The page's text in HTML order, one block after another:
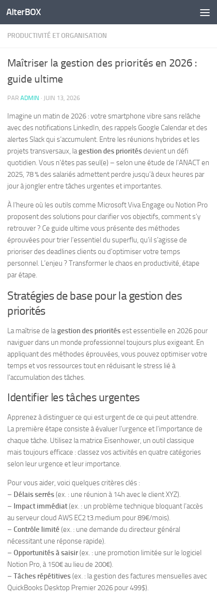
Skip to content
AlterBOX
PRODUCTIVITÉ ET ORGANISATION
Maîtriser la gestion des priorités en 2026 :
guide ultime
PAR ADMIN · JUIN 13, 2026
Imagine un matin de 2026 : votre smartphone vibre sans relâche
avec des notifications LinkedIn, des rappels Google Calendar et des
alertes Slack qui s’accumulent. Entre les réunions hybrides et les
projets transversaux, lagestion des prioritésdevient un défi
quotidien. Vous n’êtes pas seul(e) – selon une étude de l’ANACT en
2025, 78 % des salariés admettent perdre jusqu’à deux heures par
jour à jongler entre tâches urgentes et importantes.
À l’heure où les outils comme Microsoft Viva Engage ou Notion Pro
proposent des solutions pour clarifier vos objectifs, comment s’y
retrouver ? Ce guide ultime vous présente des méthodes
éprouvées pour trier l’essentiel du superflu, qu’il s’agisse de
prioriser des deadlines clients ou d’optimiser votre temps
personnel. L’enjeu ? Transformer le chaos en productivité, étape
par étape.
Stratégies de base pour la gestion des
priorités
La maîtrise de lagestion des prioritésest essentielle en 2026 pour
naviguer dans un monde professionnel toujours plus exigeant. En
appliquant des méthodes éprouvées, vous pouvez optimiser votre
temps et vos ressources tout en réduisant le stress lié à
l’accumulation des tâches.
Identifier les tâches urgentes
Apprenez à distinguer ce qui est urgent de ce qui peut attendre.
La première étape consiste à évaluer l’urgence et l’importance de
chaque tâche. Utilisez la matrice Eisenhower, un outil classique
mais toujours efficace : classez vos activités en quatre catégories
selon leur urgence et leur importance.
Pour vous aider, voici quelques critères clés :
– Délais serrés(ex. : une réunion à 14h avec le client XYZ).
– Impact immédiat(ex. : un problème technique bloquant l’accès
au serveur cloud AWS EC2 t3.medium pour 89€/mois).
– Contrôle limité (ex. : une demande du directeur général
nécessitant une réponse rapide).
– Opportunités à saisir(ex. : une promotion limitée sur le logiciel
Notion Pro, à 150€ au lieu de 200€).
– Tâches répétitives(ex. : la gestion des factures mensuelles avec
QuickBooks Desktop Premier 2026 pour 499$).